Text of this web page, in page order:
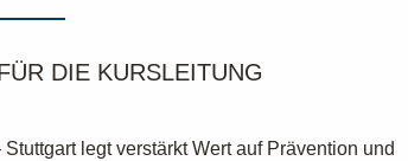
DIE KURSLEITUNG
Stuttgart legt verstärkt Wert auf Prävention und